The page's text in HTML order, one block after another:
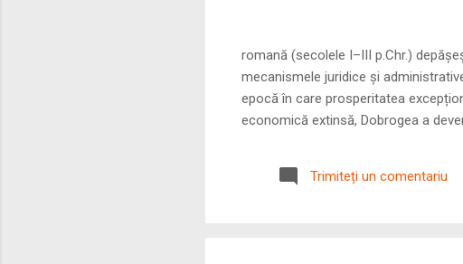
Sursa foto:
romană (secolele I–III p.Chr.)
mecanismele juridice și
epocă în care prosperitatea
economică extinsă, Dobrogea a
precizie profunzimea și ritmul
Trimiteți un comentariu